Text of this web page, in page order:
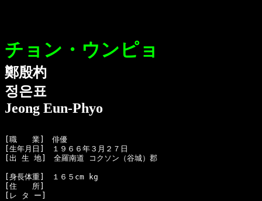
チョン・ウンピョ
鄭殷杓
정은표
Jeong Eun-Phyo
[職　　業]　俳優
[生年月日]　１９６６年３月２７日
[出 生 地]　全羅南道 コクソン（谷城）郡
[身長体重]　１６５cm kg
[住　　所]
[レ タ ー]